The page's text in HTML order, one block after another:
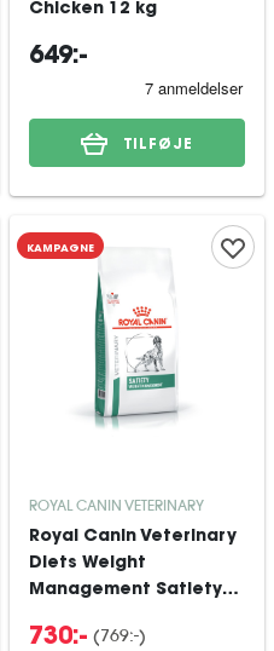
Chicken 12 kg
649:-
TILFØJE
KAMPAGNE
ROYAL CANIN VETERINARY
Royal Canin Veterinary
Diets Weight
Management Satiety
730:- (769:-)